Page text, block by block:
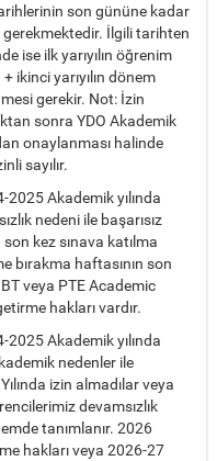
son gününe kadar
İlgili tarihten
ise ilk yarıyılın öğrenim
ikinci yarıyılın dönem
gerekir. Not: İzin
sonra YDO Akademik
onaylanması halinde
sayılır.
2025 Akademik yılında
nedeni ile başarısız
son kez sınava katılma
bırakma haftasının son
veya PTE Academic
hakları vardır.
2025 Akademik yılında
nedenler ile
izin almadılar veya
devamsızlık
tanımlanır. 2026
hakları veya 2026-27